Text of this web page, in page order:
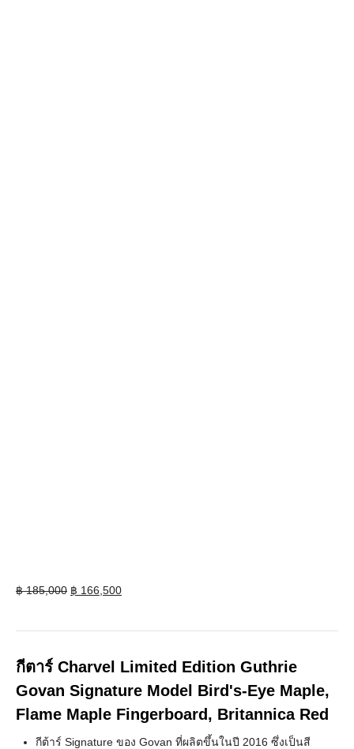
฿185,000 Original
฿ 166,500Current
กีตาร์ Charvel Limited Edition Guthrie
Govan Signature Model Bird's-Eye Maple,
Flame Maple Fingerboard, Britannica Red
กีต้าร์ Signature ของ Govan ที่ผลิตขึ้นในปี 2016 ซึ่งเป็นสี